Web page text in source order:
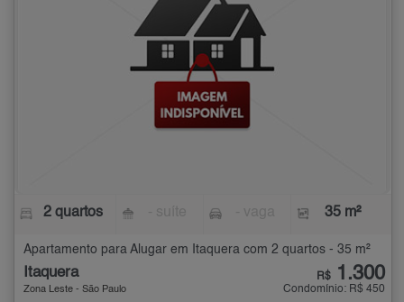
2 quartos 35 m²
Apartamento para Alugar em Itaquera com 2 quartos - 35 m²
Itaquera
Zona Leste - São Paulo
R$ 1.300
Condomínio: R$ 450